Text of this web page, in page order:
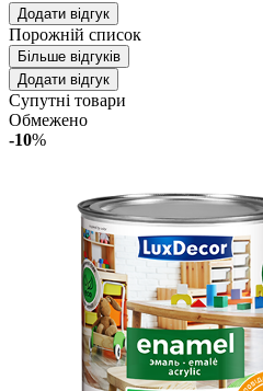
Додати відгук
Порожній список
Більше відгуків
Додати відгук
Супутні товари
Обмежено
-10%